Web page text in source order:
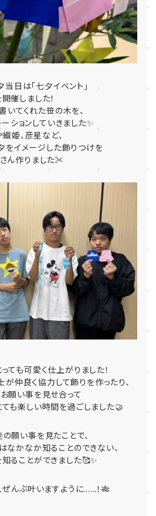
当日は「七夕イベント」
開催しました！
いてくれた笹の木を、
ションしていきました✨
姫、彦星など、
をイメージした飾りつけを
ん作りました✂️
ても可愛く仕上がりました！
が仲良く協力して飾りを作ったり、
願い事を見せ合って
ても楽しい時間を過ごしました🤝
願い事を見たことで、
かなか知ることのできない、
ることができました🥰✨
んぶ叶いますように......！🎋